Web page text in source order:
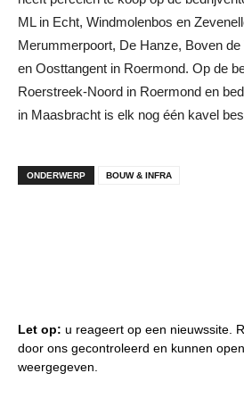
ML in Echt, Windmolenbos en
Merummerpoort, De Hanze, Boven
en Oosttangent in Roermond. Op de
Roerstreek-Noord in Roermond en
in Maasbracht is elk nog één kavel
ONDERWERP BOUW & INFRA
Let op: u reageert op een nieuwssite.
door ons gecontroleerd en kunnen
weergegeven.